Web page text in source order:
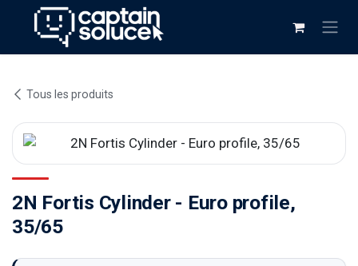
Se rendre au contenu
Tous les produits
2N Fortis Cylinder - Euro profile,
35/65